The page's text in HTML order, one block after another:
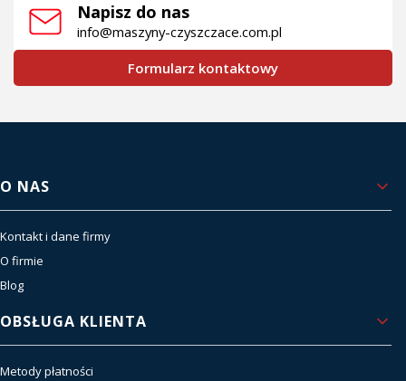
Napisz do nas
info@maszyny-czyszczace.com.pl
Formularz kontaktowy
Linki w stopce
O NAS
Kontakt i dane firmy
O firmie
Blog
OBSŁUGA KLIENTA
Metody płatności